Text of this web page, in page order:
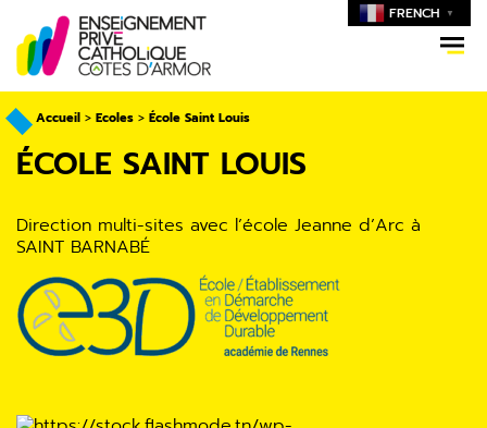
FRENCH ▼
Accueil > Ecoles > École Saint Louis
ÉCOLE SAINT LOUIS
Direction multi-sites avec l’école Jeanne d’Arc à
SAINT BARNABÉ